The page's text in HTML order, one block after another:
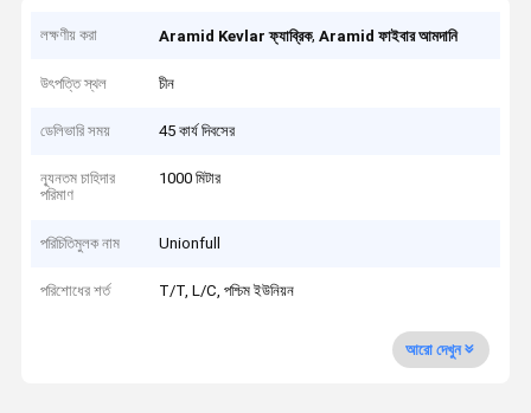
লক্ষণীয় করা Aramid Kevlar ফ্যাব্রিক,Aramid ফাইবার আমদানি
উৎপত্তি স্থল চীন
ডেলিভারি সময় 45 কার্য দিবসের
ন্যূনতম চাহিদার
পরিমাণ
1000 মিটার
পরিচিতিমুলক নাম Unionfull
পরিশোধের শর্ত T/T, L/C, পশ্চিম ইউনিয়ন
আরো দেখুন